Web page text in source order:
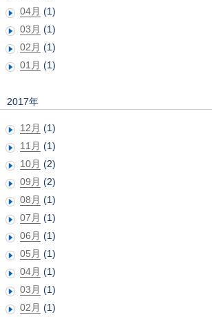
04月 (1)
03月 (1)
02月 (1)
01月 (1)
2017年
12月 (1)
11月 (1)
10月 (2)
09月 (2)
08月 (1)
07月 (1)
06月 (1)
05月 (1)
04月 (1)
03月 (1)
02月 (1)